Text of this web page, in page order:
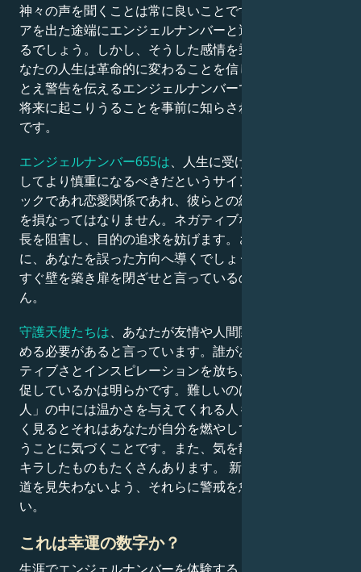
神々の声を聞くことは常に良いことです。ある日は、ド
アを出た途端にエンジェルナンバーと遭遇することもあ
るでしょう。しかし、そうした感情を乗り越えれば、あ
なたの人生は革命的に変わることを信じてください。た
とえ警告を伝えるエンジェルナンバーであっても、近い
将来に起こりうることを事前に知らされないよりはまし
です。
エンジェルナンバー655は、人生に受け入れる人々に対
してより慎重になるべきだというサインです。プラトニ
ックであれ恋愛関係であれ、彼らとの絆があなたの平穏
を損なってはなりません。ネガティブな力はあなたの成
長を阻害し、目的の追求を妨げます。さらに悪いこと
に、あなたを誤った方向へ導くでしょう。とはいえ、今
すぐ壁を築き扉を閉ざせと言っているのではありませ
ん。
守護天使たちは、あなたが友情や人間関係について見極
める必要があると言っています。誰があなたと共にポジ
ティブさとインスピレーションを放ち、お互いの成長を
促しているかは明らかです。難しいのは、いわゆる「友
人」の中には温かさを与えてくれる人もいるけれど、よ
く見るとそれはあなたが自分を燃やしているからだとい
うことに気づくことです。また、気を散らすようなキラ
キラしたものもたくさんあります。 新たな混乱の中で
道を見失わないよう、それらに警戒を怠らないでくださ
い。
これは幸運の数字か？
生涯でエンジェルナンバーを体験する人は限られていま